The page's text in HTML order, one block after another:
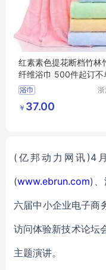
红素素色提花断档竹林
纤维浴巾 500件起订不
零售
浴巾
￥ 37.00
(亿邦动力网讯)4
(www.ebrun.com)、
六届中小企业电子商
访问体验新技术论坛
主题演讲。